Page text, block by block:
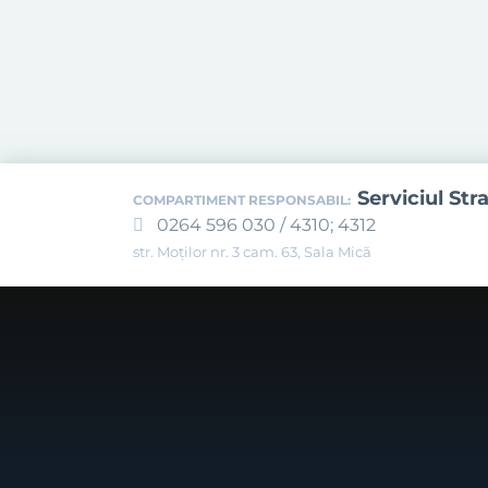
COMPARTIMENT RESPONSABIL: Serviciul
0264 596 030 / 4310; 4312
str. Moților nr. 3 cam. 63, Sala Mică